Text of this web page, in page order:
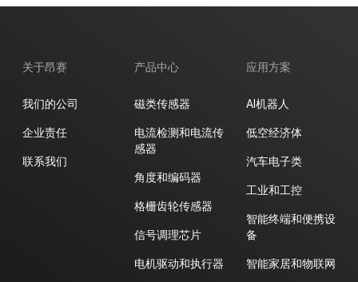
开关类
关于昂赛
我们的公司
企业责任
联系我们
产品中心
磁类传感器
电流检测和电流传
感器
角度和编码器
格栅齿轮传感器
信号调理芯片
电机驱动和执行器
应用方案
AI机器人
低空经济体
汽车电子类
工业和工控
智能终端和便携设
备
智能家居和物联网